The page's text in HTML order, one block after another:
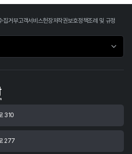
집거부고객서비스헌장저작권보호정책조례 및 규정
310
277